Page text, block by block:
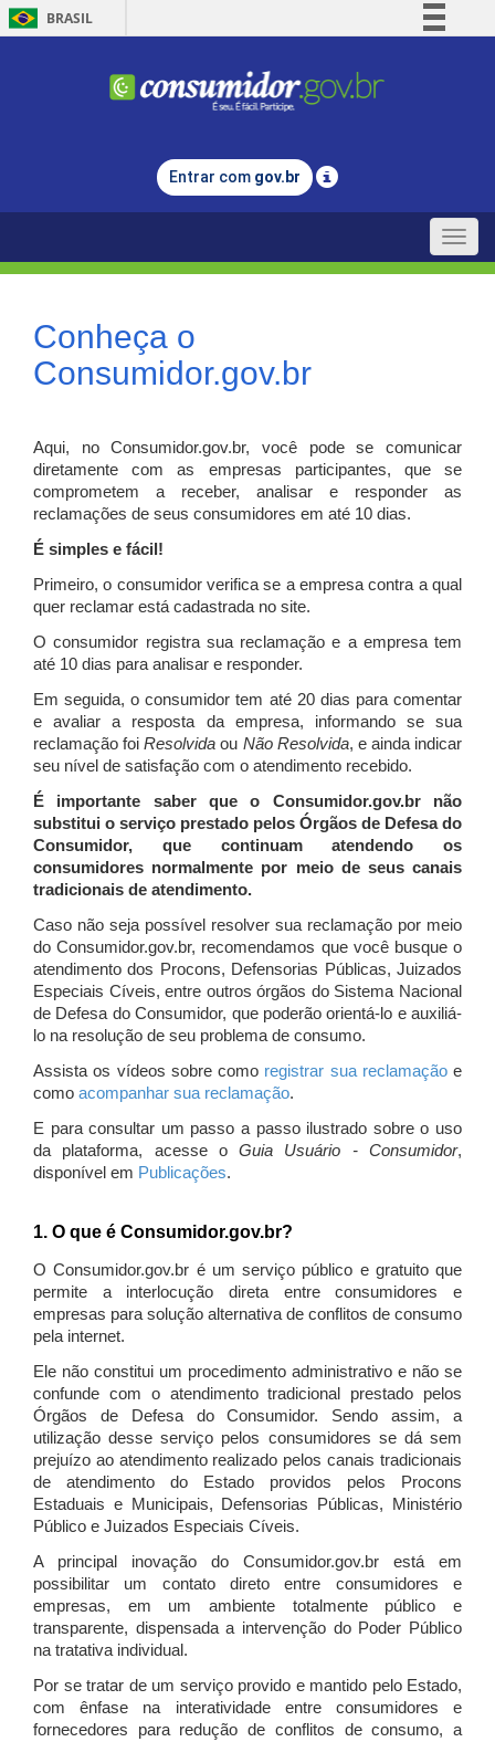
BRASIL
Comunica BR
Legislação
Entrar com gov.br
Toggle
Conheça o
Consumidor.gov.br
Aqui, no Consumidor.gov.br, você pode se comunicar
diretamente com as empresas participantes, que se
comprometem a receber, analisar e responder as
reclamações de seus consumidores em até 10 dias.
É simples e fácil!
Primeiro, o consumidor verifica se a empresa contra a qual
quer reclamar está cadastrada no site.
O consumidor registra sua reclamação e a empresa tem
até 10 dias para analisar e responder.
Em seguida, o consumidor tem até 20 dias para comentar
e avaliar a resposta da empresa, informando se sua
reclamação foiResolvida ou Não Resolvida, e ainda indicar
seu nível de satisfação com o atendimento recebido.
É importante saber que o Consumidor.gov.br não
substitui o serviço prestado pelos Órgãos de Defesa do
Consumidor, que continuam atendendo os
consumidores normalmente por meio de seus canais
tradicionais de atendimento.
Caso não seja possível resolver sua reclamação por meio
do Consumidor.gov.br, recomendamos que você busque o
atendimento dos Procons, Defensorias Públicas, Juizados
Especiais Cíveis, entre outros órgãos do Sistema Nacional
de Defesa do Consumidor, que poderão orientá-lo e auxiliá-
lo na resolução de seu problema de consumo.
Assista os vídeos sobre como registrar sua reclamaçãoe
como acompanhar sua reclamação.
E para consultar um passo a passo ilustrado sobre o uso
da plataforma, acesse oGuia Usuário - Consumidor,
disponível em Publicações.
1. O que é Consumidor.gov.br?
O Consumidor.gov.br é um serviço público e gratuito que
permite a interlocução direta entre consumidores e
empresas para solução alternativa de conflitos de consumo
pela internet.
Ele não constitui um procedimento administrativo e não se
confunde com o atendimento tradicional prestado pelos
Órgãos de Defesa do Consumidor. Sendo assim, a
utilização desse serviço pelos consumidores se dá sem
prejuízo ao atendimento realizado pelos canais tradicionais
de atendimento do Estado providos pelos Procons
Estaduais e Municipais, Defensorias Públicas, Ministério
Público e Juizados Especiais Cíveis.
A principal inovação do Consumidor.gov.br está em
possibilitar um contato direto entre consumidores e
empresas, em um ambiente totalmente público e
transparente, dispensada a intervenção do Poder Público
na tratativa individual.
Por se tratar de um serviço provido e mantido pelo Estado,
com ênfase na interatividade entre consumidores e
fornecedores para redução de conflitos de consumo, a